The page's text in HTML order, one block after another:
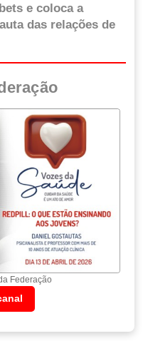
e coloca a
das relações de
Federação